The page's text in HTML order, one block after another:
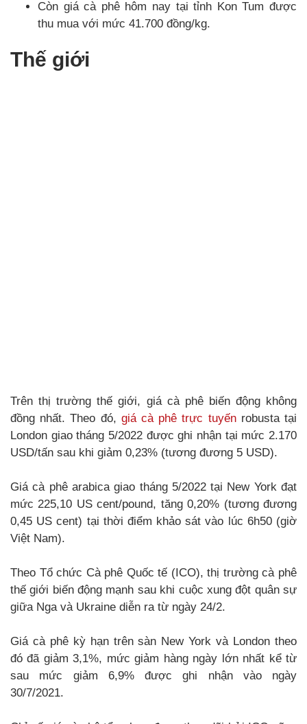
Còn giá cà phê hôm nay tại tỉnh Kon Tum được
thu mua với mức 41.700 đồng/kg.
Thế giới
Trên thị trường thế giới, giá cà phê biến động không
đồng nhất. Theo đó, giá cà phê trực tuyếnrobusta tại
London giao tháng 5/2022 được ghi nhận tại mức 2.170
USD/tấn sau khi giảm 0,23% (tương đương 5 USD).
Giá cà phê arabica giao tháng 5/2022 tại New York đạt
mức 225,10 US cent/pound, tăng 0,20% (tương đương
0,45 US cent) tại thời điểm khảo sát vào lúc 6h50 (giờ
Việt Nam).
Theo Tổ chức Cà phê Quốc tế (ICO), thị trường cà phê
thế giới biến động mạnh sau khi cuộc xung đột quân sự
giữa Nga và Ukraine diễn ra từ ngày 24/2.
Giá cà phê kỳ hạn trên sàn New York và London theo
đó đã giảm 3,1%, mức giảm hàng ngày lớn nhất kể từ
sau mức giảm 6,9% được ghi nhận vào ngày
30/7/2021.